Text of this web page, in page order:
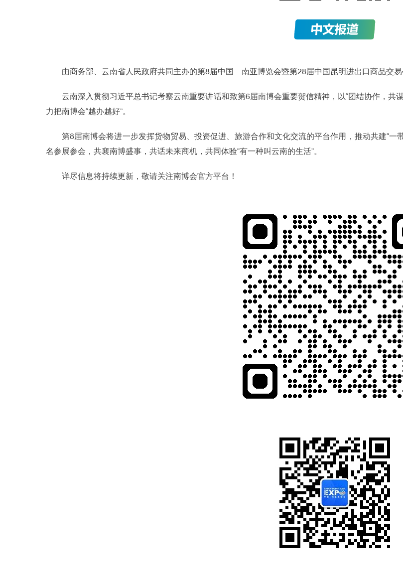
由商务部、云南省人民政府共同主办的第8届中国—南亚博览会暨第28届中国昆明进出口商品交
云南深入贯彻习近平总书记考察云南重要讲话和致第6届南博会重要贺信精神，以“团结协作，共
力把南博会“越办越好”。
第8届南博会将进一步发挥货物贸易、投资促进、旅游合作和文化交流的平台作用，推动共建“
名参展参会，共襄南博盛事，共话未来商机，共同体验“有一种叫云南的生活”。
详尽信息将持续更新，敬请关注南博会官方平台！